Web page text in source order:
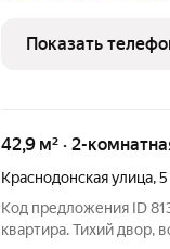
с уникальными
Показать
42,9 м² · 2-
Краснодонская улица,5
Код предложения ID
квартира. Тихий двор,